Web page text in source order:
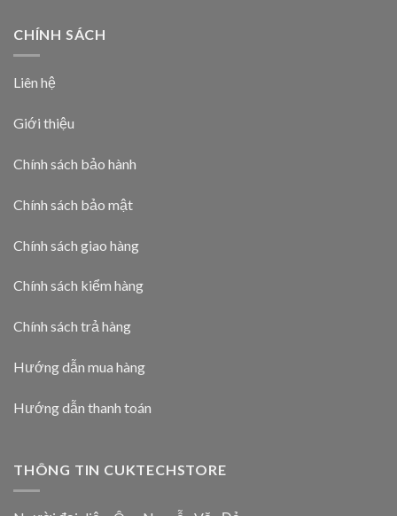
CHÍNH SÁCH
Liên hệ
Giới thiệu
Chính sách bảo hành
Chính sách bảo mật
Chính sách giao hàng
Chính sách kiểm hàng
Chính sách trả hàng
Hướng dẫn mua hàng
Hướng dẫn thanh toán
THÔNG TIN CUKTECHSTORE